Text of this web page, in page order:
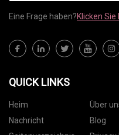
Eine Frage haben?Klicken Sie
QUICK LINKS
Heim Über
Nachricht
Blog